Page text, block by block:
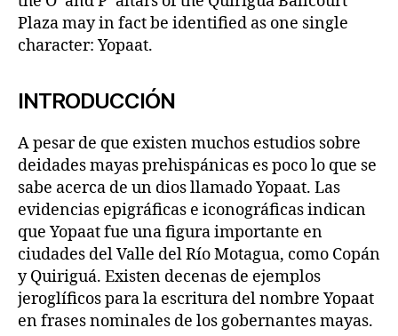
Plaza may in fact be identified as one single
character: Yopaat.
INTRODUCCIÓN
A pesar de que existen muchos estudios sobre
deidades mayas prehispánicas es poco lo que se
sabe acerca de un dios llamado Yopaat. Las
evidencias epigráficas e iconográficas indican
que Yopaat fue una figura importante en
ciudades del Valle del Río Motagua, como Copán
y Quiriguá. Existen decenas de ejemplos
jeroglíficos para la escritura del nombre Yopaat
en frases nominales de los gobernantes mayas.